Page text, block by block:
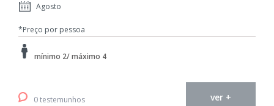
Agosto
*Preço por pessoa
mínimo 2/ máximo 4
0 testemunhos ver +